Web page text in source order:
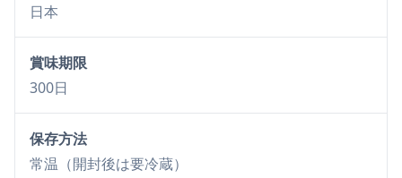
日本
賞味期限
300日
保存方法
常温（開封後は要冷蔵）